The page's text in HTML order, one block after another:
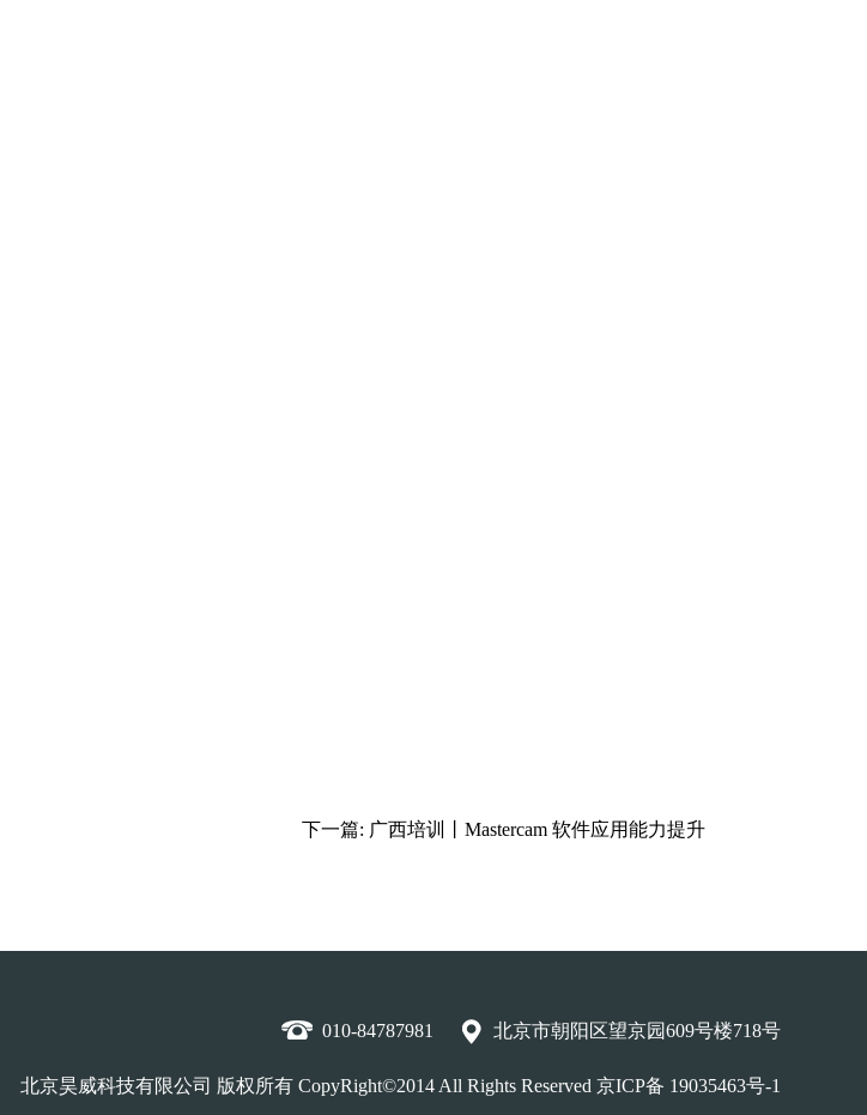
下一篇: 广西培训丨Mastercam 软件应用能力提升
010-84787981 北京市朝阳区望京园609号楼718号
北京昊威科技有限公司 版权所有 CopyRight©2014 All Rights Reserved 京ICP备 19035463号-1